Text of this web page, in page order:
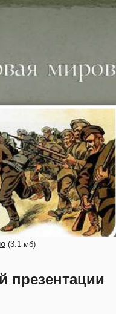
(3.1 мб)
презентации